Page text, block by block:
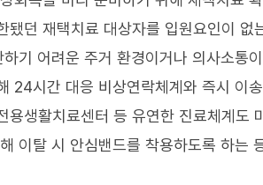
됐던 재택치료 대상자를 입원요인이
기 어려운 주거 환경이거나 의사소통
24시간 대응 비상연락체계와 즉시 이
용생활치료센터 등 유연한 진료체계도
이탈 시 안심밴드를 착용하도록 하는